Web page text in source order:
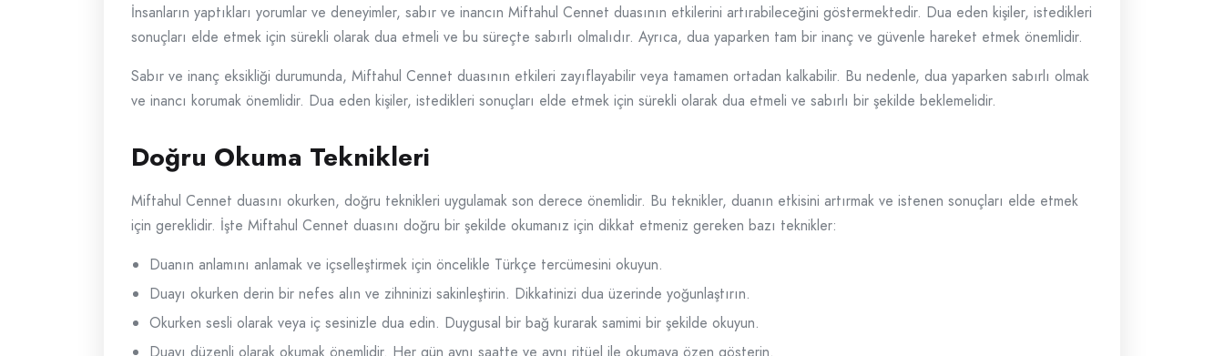
İnsanların yaptıkları yorumlar ve deneyimler, sabır ve inancın Miftahul Cennet duasının etkilerini artırabileceğini göstermektedir. Dua eden kişiler, istedikleri
sonuçları elde etmek için sürekli olarak dua etmeli ve bu süreçte sabırlı olmalıdır. Ayrıca, dua yaparken tam bir inanç ve güvenle hareket etmek önemlidir.
Sabır ve inanç eksikliği durumunda, Miftahul Cennet duasının etkileri zayıflayabilir veya tamamen ortadan kalkabilir. Bu nedenle, dua yaparken sabırlı olmak
ve inancı korumak önemlidir. Dua eden kişiler, istedikleri sonuçları elde etmek için sürekli olarak dua etmeli ve sabırlı bir şekilde beklemelidir.
Doğru Okuma Teknikleri
Miftahul Cennet duasını okurken, doğru teknikleri uygulamak son derece önemlidir. Bu teknikler, duanın etkisini artırmak ve istenen sonuçları elde etmek
için gereklidir. İşte Miftahul Cennet duasını doğru bir şekilde okumanız için dikkat etmeniz gereken bazı teknikler:
Duanın anlamını anlamak ve içselleştirmek için öncelikle Türkçe tercümesini okuyun.
Duayı okurken derin bir nefes alın ve zihninizi sakinleştirin. Dikkatinizi dua üzerinde yoğunlaştırın.
Okurken sesli olarak veya iç sesinizle dua edin. Duygusal bir bağ kurarak samimi bir şekilde okuyun.
Duayı düzenli olarak okumak önemlidir. Her gün aynı saatte ve aynı ritüel ile okumaya özen gösterin.